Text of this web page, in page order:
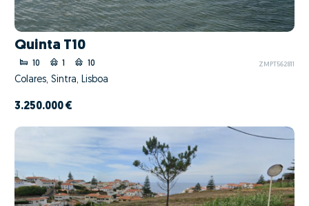
Quinta T10
10 10 ZMPT562811
Colares, Sintra, Lisboa
3.250.000 €